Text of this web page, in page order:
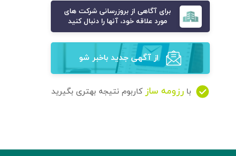
برای آگاهی از بروزرسانی شرکت های
مورد علاقه خود، آنها را دنبال کنید
از آگهی‌ جدید باخبر شو
با رزومه ساز کاربوم نتیجه بهتری بگیرید